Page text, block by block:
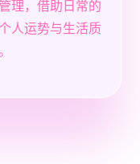
理，借助日常的
人运势与生活质